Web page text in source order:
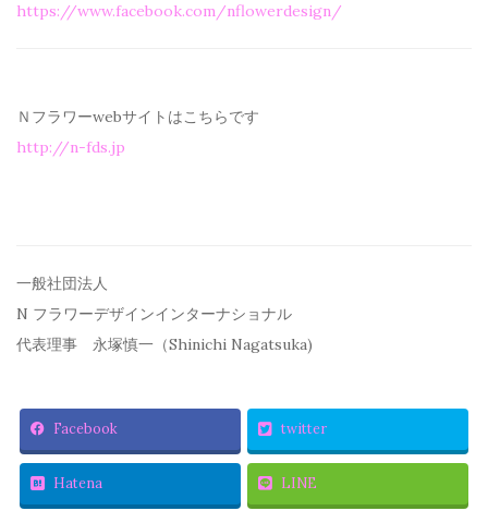
https://www.facebook.com/nflowerdesign/
Ｎフラワーwebサイトはこちらです
http://n-fds.jp
一般社団法人
N フラワーデザインインターナショナル
代表理事 永塚慎一（Shinichi Nagatsuka)
Facebook twitter
Hatena LINE